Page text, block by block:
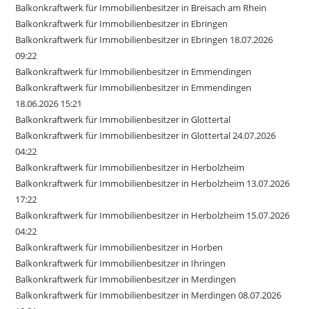
Balkonkraftwerk für Immobilienbesitzer in Breisach am Rhein
Balkonkraftwerk für Immobilienbesitzer in Ebringen
Balkonkraftwerk für Immobilienbesitzer in Ebringen 18.07.2026
09:22
Balkonkraftwerk für Immobilienbesitzer in Emmendingen
Balkonkraftwerk für Immobilienbesitzer in Emmendingen
18.06.2026 15:21
Balkonkraftwerk für Immobilienbesitzer in Glottertal
Balkonkraftwerk für Immobilienbesitzer in Glottertal 24.07.2026
04:22
Balkonkraftwerk für Immobilienbesitzer in Herbolzheim
Balkonkraftwerk für Immobilienbesitzer in Herbolzheim 13.07.2026
17:22
Balkonkraftwerk für Immobilienbesitzer in Herbolzheim 15.07.2026
04:22
Balkonkraftwerk für Immobilienbesitzer in Horben
Balkonkraftwerk für Immobilienbesitzer in Ihringen
Balkonkraftwerk für Immobilienbesitzer in Merdingen
Balkonkraftwerk für Immobilienbesitzer in Merdingen 08.07.2026